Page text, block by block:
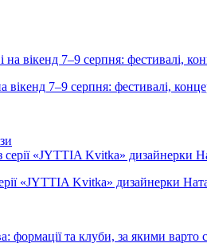
7–9 серпня: фестивалі,
«JYTTIA Kvitka» дизайнерки